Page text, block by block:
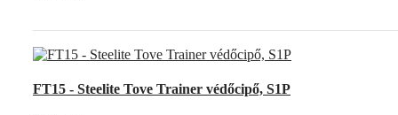
FT15 - Steelite Tove Trainer védőcipő, S1P